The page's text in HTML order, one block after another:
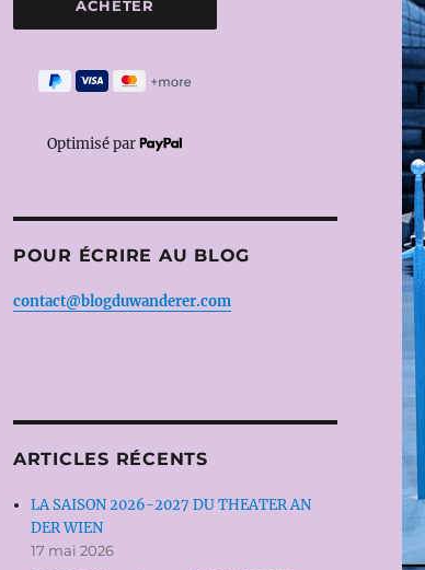
Optimisé par
POUR ÉCRIRE AU BLOG
contact@blogduwanderer.com
ARTICLES RÉCENTS
LA SAISON 2026-2027 DU THEATER AN
DER WIEN
17 mai 2026